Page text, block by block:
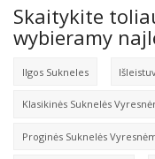
Skaitykite
wybieramy
Ilgos Sukneles
Klasikinės Suknelės
Proginės Suknelės